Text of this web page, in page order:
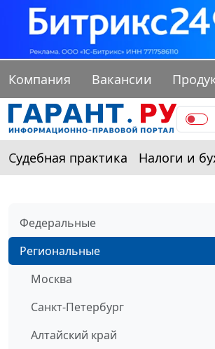
Компания Вакансии
Судебная практика Налоги и
Федеральные
Региональные
Москва
Санкт-Петербург
Алтайский край